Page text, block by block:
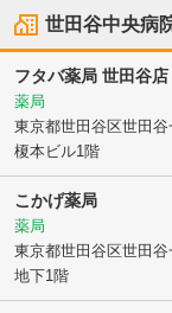
世田谷中央病
フタバ薬局 世田谷店
薬局
東京都世田谷区世田谷
榎本ビル1階
こかげ薬局
薬局
東京都世田谷区世田谷
地下1階